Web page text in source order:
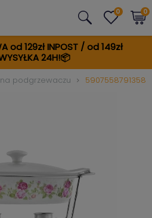
od 129zł INPOST / od 149zł
24H!📦
0 0
podgrzewaczu 5907558791358